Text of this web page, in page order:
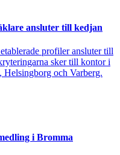
ansluter till kedjan
profiler ansluter till
sker till kontor i
och Varberg.
i Bromma